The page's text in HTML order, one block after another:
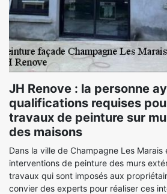
JH Renove : la personne
qualifications requises
travaux de peinture sur
des maisons
Dans la ville de Champagne Les Marais
interventions de peinture des murs
travaux qui sont imposés aux
convier des experts pour réaliser ces